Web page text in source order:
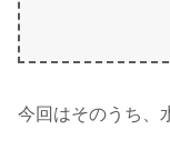
今回はそのうち、